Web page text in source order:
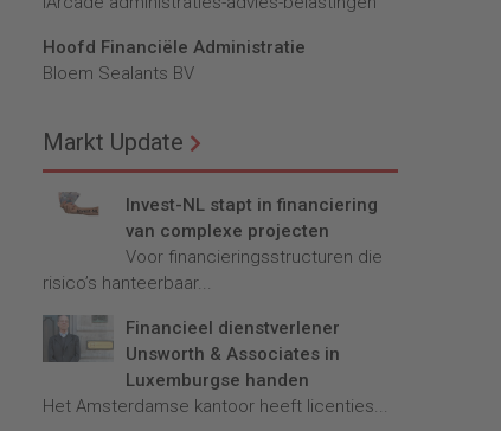
Hoofd Financiële Administratie
Bloem Sealants BV
Markt Update
Invest-NL stapt in financiering
van complexe projecten
Voor financieringsstructuren die
risico’s hanteerbaar...
Financieel dienstverlener
Unsworth & Associates in
Luxemburgse handen
Het Amsterdamse kantoor heeft licenties...